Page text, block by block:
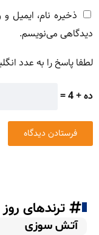
ذخیره نام، ایمیل
دیدگاهی می‌نویسم.
لطفا پاسخ را به عدد
ده + 4 =
ترندهای روز
آتش سوزی